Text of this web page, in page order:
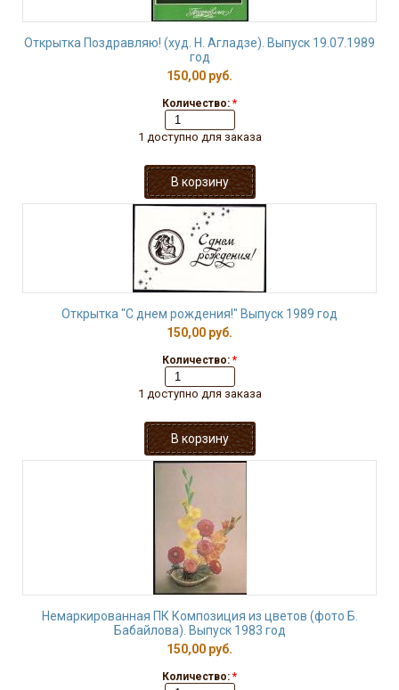
Открытка Поздравляю! (худ. Н. Агладзе). Выпуск 19.07.1989
год
150,00 руб.
Количество: *
1 доступно для заказа
Открытка "С днем рождения!" Выпуск 1989 год
150,00 руб.
Количество: *
1 доступно для заказа
Немаркированная ПК Композиция из цветов (фото Б.
Бабайлова). Выпуск 1983 год
150,00 руб.
Количество: *